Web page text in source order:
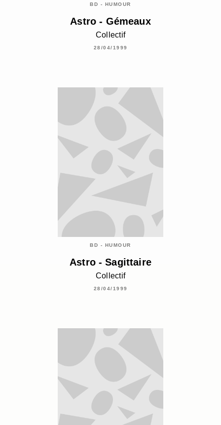
BD - HUMOUR
Astro - Gémeaux
Collectif
28/04/1999
BD - HUMOUR
Astro - Sagittaire
Collectif
28/04/1999